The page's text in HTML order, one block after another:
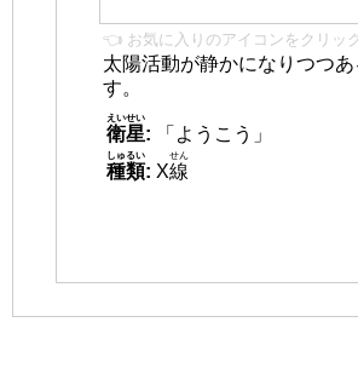
👈 お気に入りのアイコンをクリッ
太陽活動が静かになりつつ
す。
衛星
えいせい
:
「ようこう」
種類
しゅるい
: X線
せん